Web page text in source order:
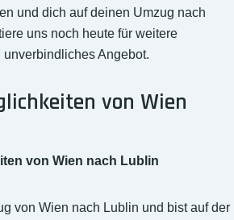
und dich auf deinen Umzug nach
uns noch heute für weitere
unverbindliches Angebot.
von Wien
von Wien nach Lublin
von Wien nach Lublin und bist auf der